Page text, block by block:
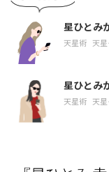
星ひとみ
天星術 天
星ひとみ
天星術 天